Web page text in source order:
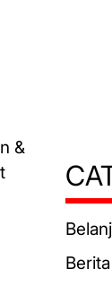
Berita